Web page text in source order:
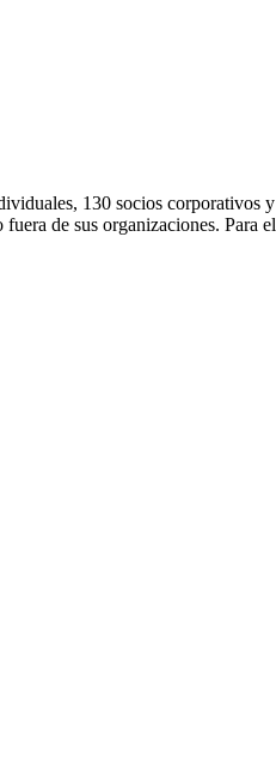
130 socios
de sus organizaciones. Para